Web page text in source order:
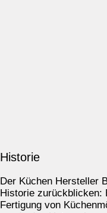
Historie
Der Küchen Hersteller
Historie zurückblicken:
Fertigung von